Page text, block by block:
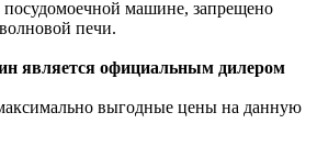
посудомоечной машине, запрещено
печи.
является официальным дилером
выгодные цены на данную